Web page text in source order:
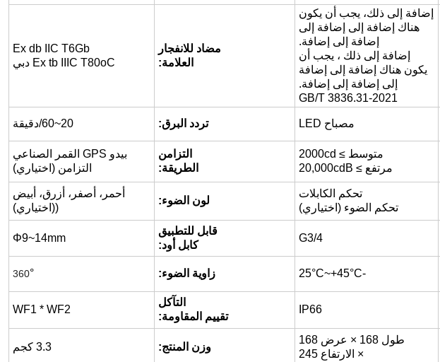
إضافة إلى ذلك، يجب أن يكون
هناك إضافة إلى إضافة إلى
إضافة إلى إضافة.
إضافة إلى ذلك ، يجب أن
يكون هناك إضافة إلى إضافة
إلى إضافة إلى إضافة.
GB/T 3836.31-2021
مضاد للانفجار
العلامة:
Ex db IIC T6Gb
Ex tb IIIC T80oC دبي
مصباح LED تردد البرق: 20~60/دقيقة
متوسط ≥ 2000cd
مرتفع ≥ 20,000cdB
التزامن
الطريقة:
بيدو GPS القمر الصناعي
التزامن (اختياري)
تحكم الكابلات
تحكم الضوء (اختياري)
لون الضوء:
أحمر، أصفر، أزرق، أبيض
((اختياري)
G3/4
قابل للتطبيق
كابل أود:
Φ9~14mm
-25°C~+45°C زاوية الضوء: 360°
IP66
التآكل
تقييم المقاومة:
WF1 * WF2
طول 168 × عرض 168
× الارتفاع 245
وزن المنتج: 3.3 كجم